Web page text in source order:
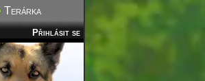
Terárka
Přihlásit se